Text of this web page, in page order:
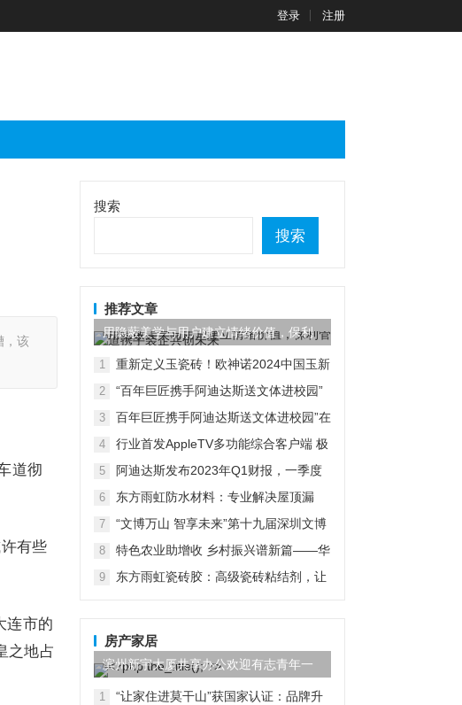
登录 注册
，该
道彻
有些
连市的
之地占
搜索
搜索
推荐文章
用隐蔽美学与用户建立情绪价值，保利
管道携手装企共创未来
1
重新定义玉瓷砖！欧神诺2024中国玉新
2
“百年巨匠携手阿迪达斯送文体进校园”
3
百年巨匠携手阿迪达斯送文体进校园”在
4
行业首发AppleTV多功能综合客户端 极
5
阿迪达斯发布2023年Q1财报，一季度
6
东方雨虹防水材料：专业解决屋顶漏
7
“文博万山 智享未来”第十九届深圳文博
8
特色农业助增收 乡村振兴谱新篇——华
9
东方雨虹瓷砖胶：高级瓷砖粘结剂，让
房产家居
滨州新宇大厦共享办公欢迎有志青年一
起创业办公
1
“让家住进莫干山”获国家认证：品牌升